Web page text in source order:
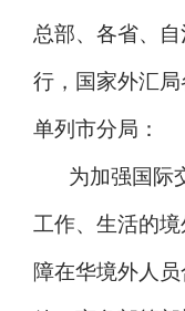
总部、各省、
行，国家外汇
单列市分局：
为加强国际
工作、生活的
障在华境外人